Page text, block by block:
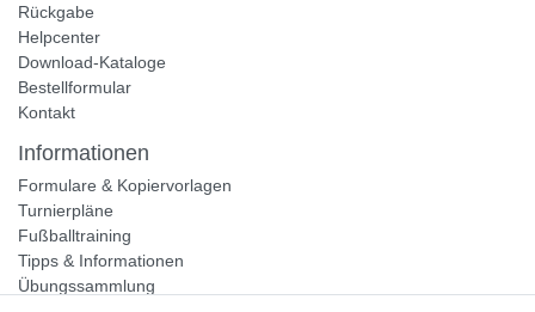
Rückgabe
Helpcenter
Download-Kataloge
Bestellformular
Kontakt
Informationen
Formulare & Kopiervorlagen
Turnierpläne
Fußballtraining
Tipps & Informationen
Übungssammlung